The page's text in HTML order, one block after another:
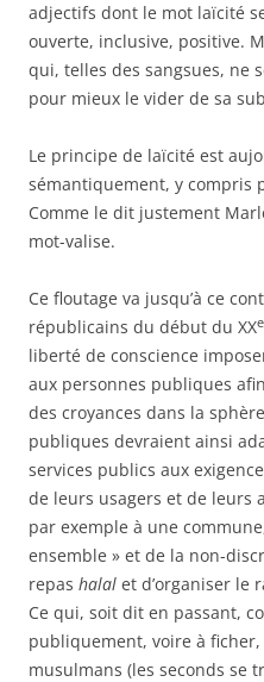
adjectifs dont le mot laïcité
ouverte, inclusive, positive.
qui, telles des sangsues, ne
pour mieux le vider de sa
Le principe de laïcité est
sémantiquement, y compris
Comme le dit justement
mot-valise.
Ce floutage va jusqu’à ce
républicains du début du XXe
liberté de conscience
aux personnes publiques
des croyances dans la
publiques devraient ainsi
services publics aux
de leurs usagers et de
par exemple à une
ensemble » et de la non-
repas halal et d’organiser le
Ce qui, soit dit en passant,
publiquement, voire à
musulmans (les seconds se